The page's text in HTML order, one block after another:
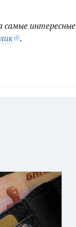
самые интересные
.